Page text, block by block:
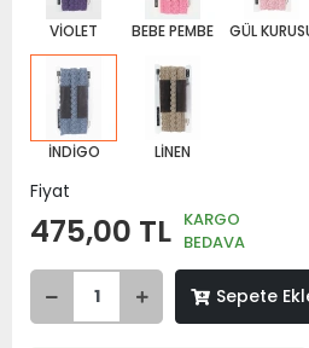
VİOLET BEBE PEMBE GÜL
İNDİGO LİNEN
Fiyat
475,00 TL KARGO
BEDAVA
Sepete